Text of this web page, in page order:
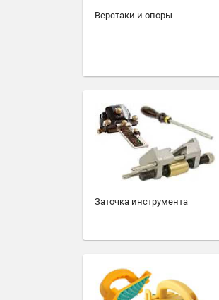
Верстаки и опоры
Заточка инструмента